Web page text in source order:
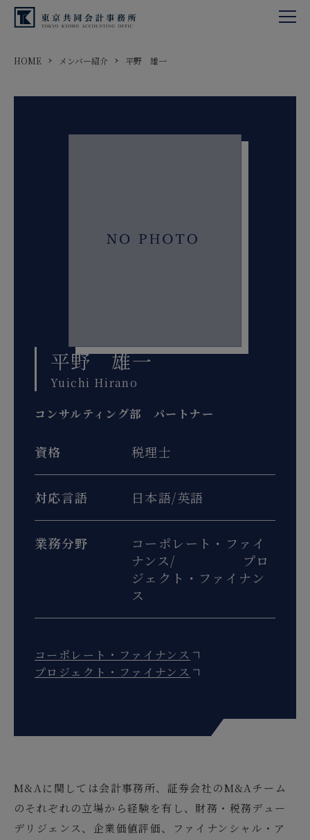
HOME メンバー紹介 平野 雄一
平野 雄一
Yuichi Hirano
コンサルティング部 パートナー
資格 税理士
対応言語 日本語/英語
業務分野
コーポレート・ファイ
ナンス/ プロ
ジェクト・ファイナン
ス
コーポレート・ファイナンス
プロジェクト・ファイナンス
M&Aに関しては会計事務所、証券会社のM&Aチーム
のそれぞれの立場から経験を有し、財務・税務デュー
デリジェンス、企業価値評価、ファイナンシャル・ア